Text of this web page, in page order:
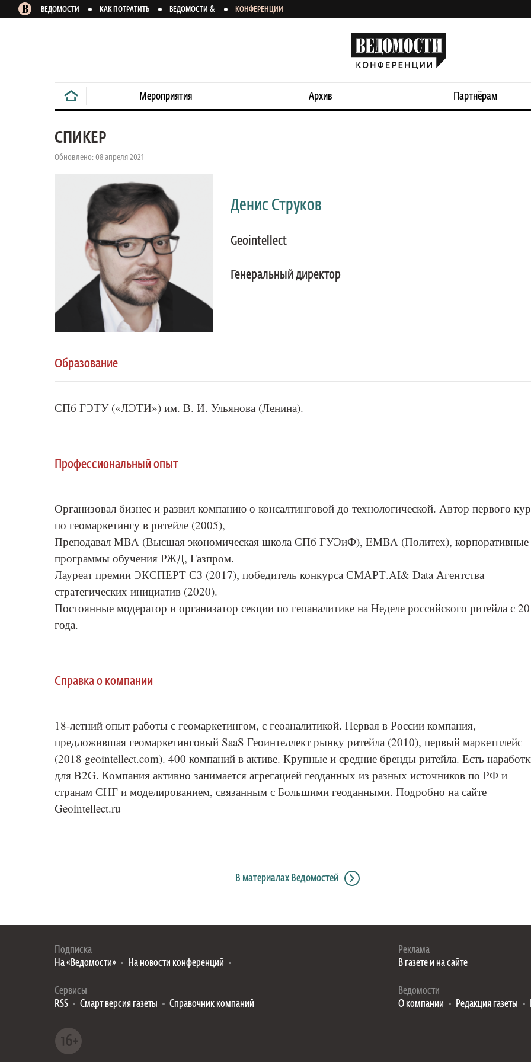
ВЕДОМОСТИ КАК ПОТРАТИТЬ ВЕДОМОСТИ & КОНФЕРЕНЦИИ
Мероприятия Архив Партнёрам
СПИКЕР
Обновлено: 08 апреля 2021
Денис Струков
Geointellect
Генеральный директор
Образование
СПб ГЭТУ («ЛЭТИ») им. В. И. Ульянова (Ленина).
Профессиональный опыт
Организовал бизнес и развил компанию о консалтинговой до технологической. Автор первого
по геомаркетингу в ритейле (2005),
Преподавал MBA (Высшая экономическая школа СПб ГУЭиФ), EMBA (Политех), корпоративные
программы обучения РЖД, Газпром.
Лауреат премии ЭКСПЕРТ СЗ (2017), победитель конкурса СМАРТ.AI& Data Агентства
стратегических инициатив (2020).
Постоянные модератор и организатор секции по геоаналитике на Неделе российского ритейла с
года.
Справка о компании
18-летний опыт работы с геомаркетингом, с геоаналитикой. Первая в России компания,
предложившая геомаркетинговый SaaS Геоинтеллект рынку ритейла (2010), первый маркетплейс
(2018 geointellect.com). 400 компаний в активе. Крупные и средние бренды ритейла. Есть
для B2G. Компания активно занимается агрегацией геоданных из разных источников по РФ и
странам СНГ и моделированием, связанным с Большими геоданными. Подробно на сайте
Geointellect.ru
В материалах Ведомостей
Подписка
На «Ведомости»
На новости конференций
Сервисы
RSS
Смарт версия газеты Справочник компаний
Реклама
В газете и на сайте
Ведомости
О компании
Редакция газеты